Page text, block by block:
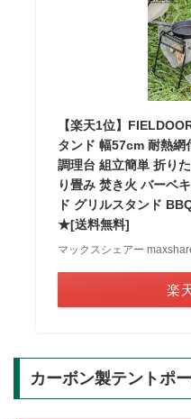
【楽天1位】
タンド 幅57cm 耐熱網
調理台 組立簡単 折り
り畳み 焚き火 バーベ
ド グリルスタンド
★[送料無料]
マックスシェアー
楽
カーボン製テントポ